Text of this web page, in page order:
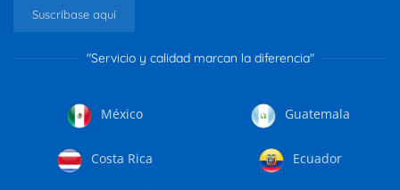
Suscríbase aquí
"Servicio y calidad marcan la diferencia"
México Guatemala
Costa Rica Ecuador